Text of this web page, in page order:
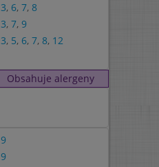
3, 6, 7, 8
3, 7, 9
3, 5, 6, 7, 8, 12
Obsahuje alergeny
9
9